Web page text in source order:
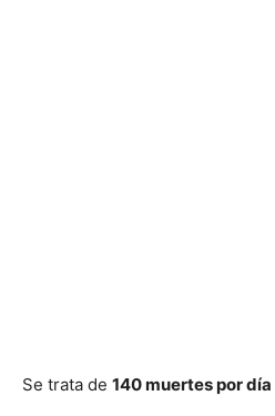
Se trata de 140 muertes por día